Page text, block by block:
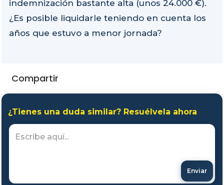
indemnización bastante alta (unos 24.000 €).
¿Es posible liquidarle teniendo en cuenta los
años que estuvo a menor jornada?
Compartir
¿Tienes una duda similar? Resuélvela ahora
Enviar